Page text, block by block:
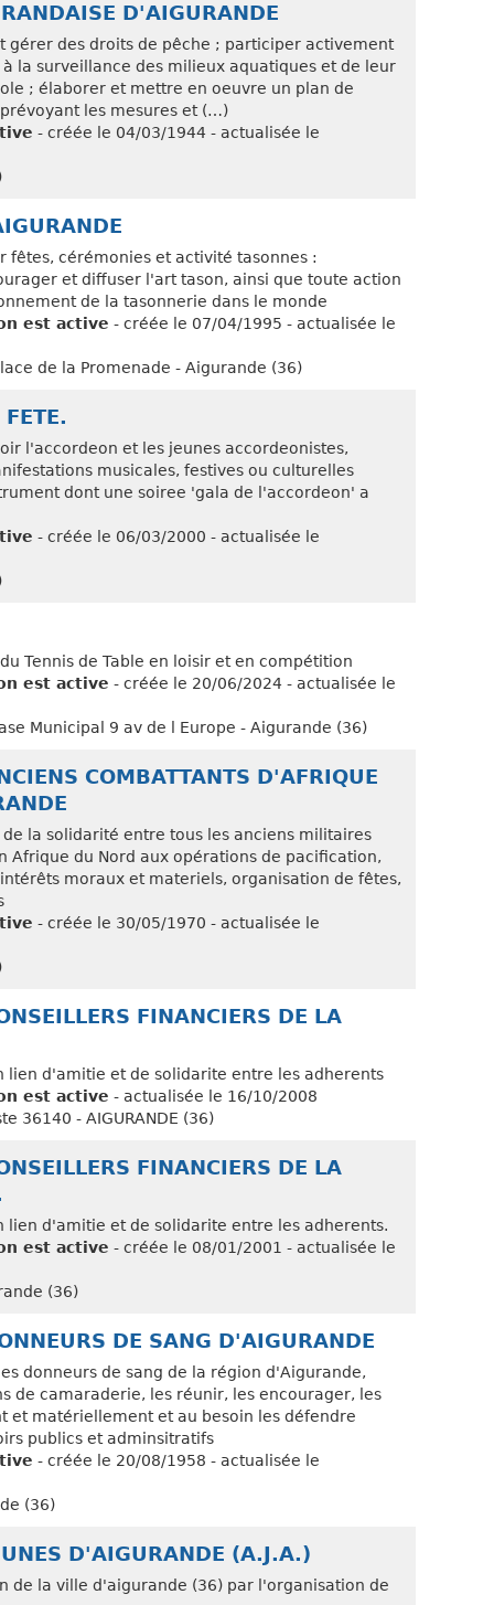
D'AIGURANDE
gérer des droits de pêche ; participer activement
la surveillance des milieux aquatiques et de leur
; élaborer et mettre en oeuvre un plan de
les mesures et (…)
- créée le 04/03/1944 - actualisée le
fêtes, cérémonies et activité tasonnes :
et diffuser l'art tason, ainsi que toute action
de la tasonnerie dans le monde
est active - créée le 07/04/1995 - actualisée le
de la Promenade - Aigurande (36)
l'accordeon et les jeunes accordeonistes,
musicales, festives ou culturelles
dont une soiree 'gala de l'accordeon' a
- créée le 06/03/2000 - actualisée le
Tennis de Table en loisir et en compétition
est active - créée le 20/06/2024 - actualisée le
Municipal 9 av de l Europe - Aigurande (36)
COMBATTANTS D'AFRIQUE
la solidarité entre tous les anciens militaires
Afrique du Nord aux opérations de pacification,
moraux et materiels, organisation de fêtes,
- créée le 30/05/1970 - actualisée le
FINANCIERS DE LA
lien d'amitie et de solidarite entre les adherents
est active - actualisée le 16/10/2008
36140 - AIGURANDE (36)
FINANCIERS DE LA
lien d'amitie et de solidarite entre les adherents.
est active - créée le 08/01/2001 - actualisée le
(36)
DE SANG D'AIGURANDE
donneurs de sang de la région d'Aigurande,
de camaraderie, les réunir, les encourager, les
et matériellement et au besoin les défendre
publics et adminsitratifs
- créée le 20/08/1958 - actualisée le
(36)
D'AIGURANDE (A.J.A.)
de la ville d'aigurande (36) par l'organisation de